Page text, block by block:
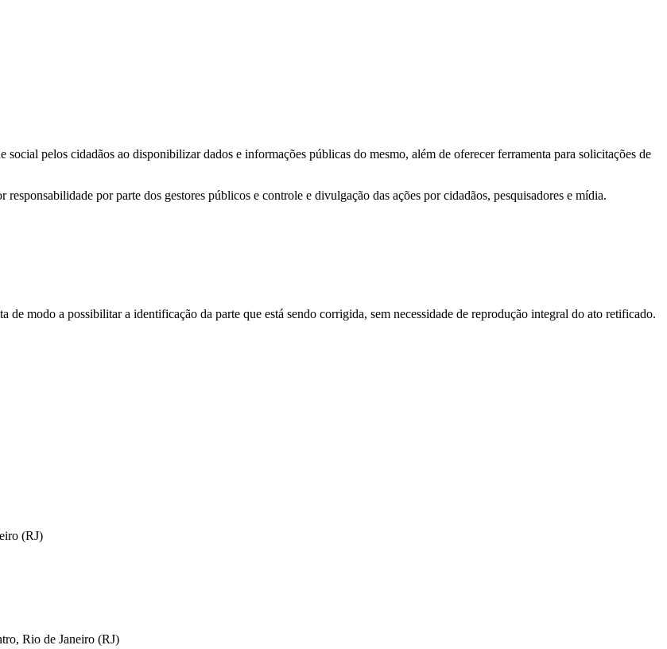
pelos cidadãos ao disponibilizar dados e informações públicas do mesmo, além de oferecer ferramenta para solicitações de
por parte dos gestores públicos e controle e divulgação das ações por cidadãos, pesquisadores e mídia.
modo a possibilitar a identificação da parte que está sendo corrigida, sem necessidade de reprodução integral do ato retificado.
(RJ)
Rio de Janeiro (RJ)